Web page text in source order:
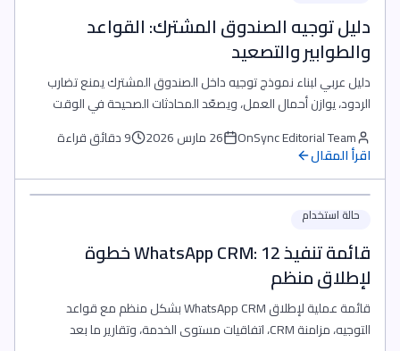
دليل توجيه الصندوق المشترك: القواعد
والطوابير والتصعيد
دليل عربي لبناء نموذج توجيه داخل الصندوق المشترك يمنع تضارب
الردود، يوازن أحمال العمل، ويصعّد المحادثات الصحيحة في الوقت
OnSync Editorial Team 26 مارس 2026 9 دقائق قراءة
اقرأ المقال
حالة استخدام
قائمة تنفيذ WhatsApp CRM: 12 خطوة
لإطلاق منظم
قائمة عملية لإطلاق WhatsApp CRM بشكل منظم مع قواعد
التوجيه، مزامنة CRM، اتفاقيات مستوى الخدمة، وتقارير ما بعد